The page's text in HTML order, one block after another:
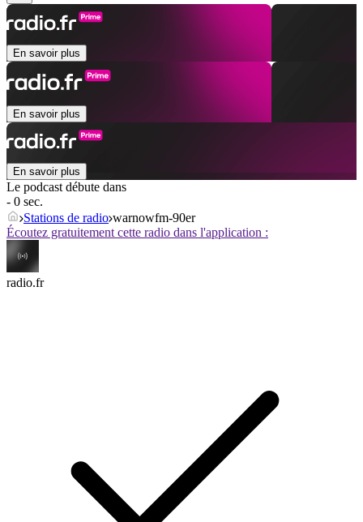
En savoir plus
En savoir plus
En savoir plus
Le podcast débute dans
- 0 sec.
Stations de radio warnowfm-90er
Écoutez gratuitement cette radio dans l'application :
radio.fr